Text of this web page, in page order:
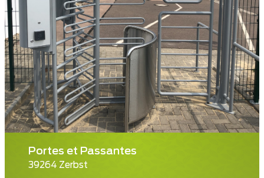
Portes et Passantes
39264 Zerbst